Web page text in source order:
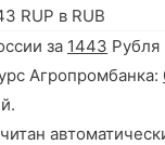
RUP в RUB
за 1443
Агропромбанка: